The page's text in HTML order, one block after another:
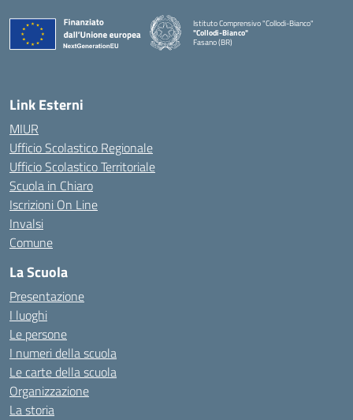
Istituto Comprensivo "Collodi-Bianco"
"Collodi-Bianco"
Fasano (BR)
Link Esterni
MIUR
Ufficio Scolastico Regionale
Ufficio Scolastico Territoriale
Scuola in Chiaro
Iscrizioni On Line
Invalsi
Comune
La Scuola
Presentazione
I luoghi
Le persone
I numeri della scuola
Le carte della scuola
Organizzazione
La storia